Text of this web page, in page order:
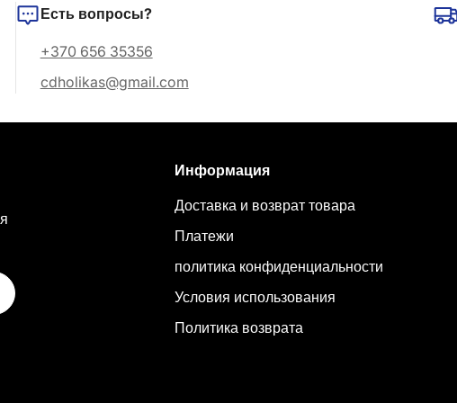
Есть вопросы?
+370 656 35356
cdholikas@gmail.com
Информация
Доставка и возврат товара
Платежи
политика конфиденциальности
Условия использования
Политика возврата